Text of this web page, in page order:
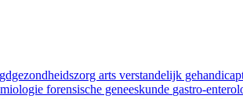
arts verstandelijk
forensische geneeskunde gastro-